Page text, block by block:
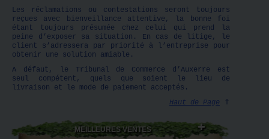
Les réclamations ou contestations seront toujours
reçues avec bienveillance attentive, la bonne foi
étant toujours présumée chez celui qui prend la
peine d’exposer sa situation. En cas de litige, le
client s’adressera par priorité à l’entreprise pour
obtenir une solution amiable.
A défaut, le Tribunal de Commerce d’Auxerre est
seul compétent, quels que soient le lieu de
livraison et le mode de paiement acceptés.
Haut de Page ⇑
MEILLEURES VENTES